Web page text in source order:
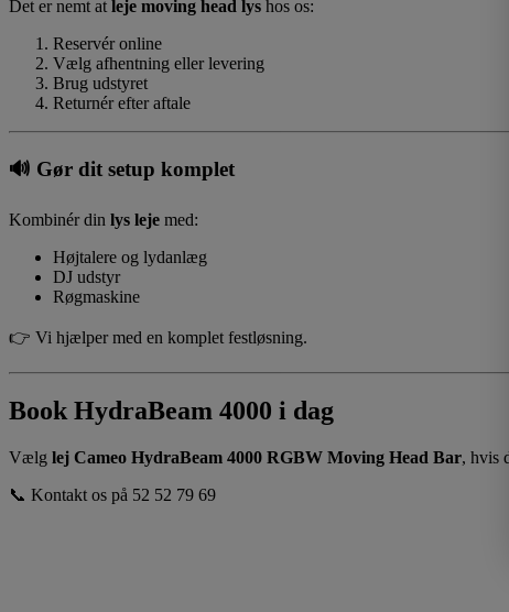
Det er nemt atleje moving head lys hos os:
Reservér online
Vælg afhentning eller levering
Brug udstyret
Returnér efter aftale
🔊 Gør dit setup komplet
Kombinér din lys leje med:
Højtalere og lydanlæg
DJ udstyr
Røgmaskine
👉 Vi hjælper med en komplet festløsning.
Book HydraBeam 4000 i dag
Vælg lej Cameo HydraBeam 4000 RGBW Moving Head Bar, hvis
📞 Kontakt os på 52 52 79 69